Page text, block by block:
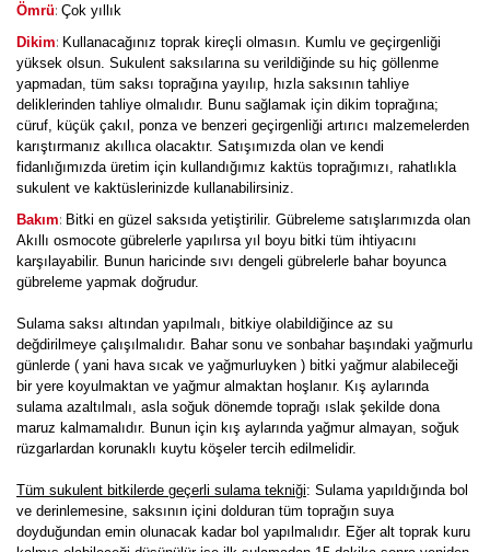
Ömrü: Çok yıllık
Dikim: Kullanacağınız toprak kireçli olmasın. Kumlu ve geçirgenliği
yüksek olsun. Sukulent saksılarına su verildiğinde su hiç göllenme
yapmadan, tüm saksı toprağına yayılıp, hızla saksının tahliye
deliklerinden tahliye olmalıdır. Bunu sağlamak için dikim toprağına;
cüruf, küçük çakıl, ponza ve benzeri geçirgenliği artırıcı malzemelerden
karıştırmanız akıllıca olacaktır. Satışımızda olan ve kendi
fidanlığımızda üretim için kullandığımız kaktüs toprağımızı, rahatlıkla
sukulent ve kaktüslerinizde kullanabilirsiniz.
Bakım: Bitki en güzel saksıda yetiştirilir. Gübreleme satışlarımızda olan
Akıllı osmocote gübrelerle yapılırsa yıl boyu bitki tüm ihtiyacını
karşılayabilir. Bunun haricinde sıvı dengeli gübrelerle bahar boyunca
gübreleme yapmak doğrudur.
Sulama saksı altından yapılmalı, bitkiye olabildiğince az su
değdirilmeye çalışılmalıdır. Bahar sonu ve sonbahar başındaki yağmurlu
günlerde ( yani hava sıcak ve yağmurluyken ) bitki yağmur alabileceği
bir yere koyulmaktan ve yağmur almaktan hoşlanır. Kış aylarında
sulama azaltılmalı, asla soğuk dönemde toprağı ıslak şekilde dona
maruz kalmamalıdır. Bunun için kış aylarında yağmur almayan, soğuk
rüzgarlardan korunaklı kuytu köşeler tercih edilmelidir.
Tüm sukulent bitkilerde geçerli sulama tekniği: Sulama yapıldığında bol
ve derinlemesine, saksının içini dolduran tüm toprağın suya
doyduğundan emin olunacak kadar bol yapılmalıdır. Eğer alt toprak kuru